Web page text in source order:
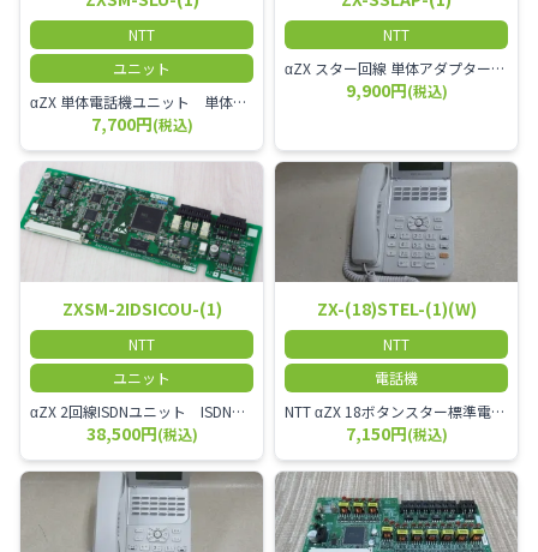
NTT
ユニット
αZX 単体電話機ユニット 単体電話機、複合機、ドアホン等、 2台分収容可能にするユニット
7,700円(税込)
NTT
αZX スター回線 単体アダプター 受付電話機、ドアホン、FAX等を1台収容できる装置です。
9,900円(税込)
ZXSM-2IDSICOU-(1)
NTT
ユニット
αZX 2回線ISDNユニット ISDN回線を2本収容可能です。
38,500円(税込)
ZX-(18)STEL-(1)(W)
NTT
電話機
NTT αZX 18ボタンスター標準電話機(白)
7,150円(税込)